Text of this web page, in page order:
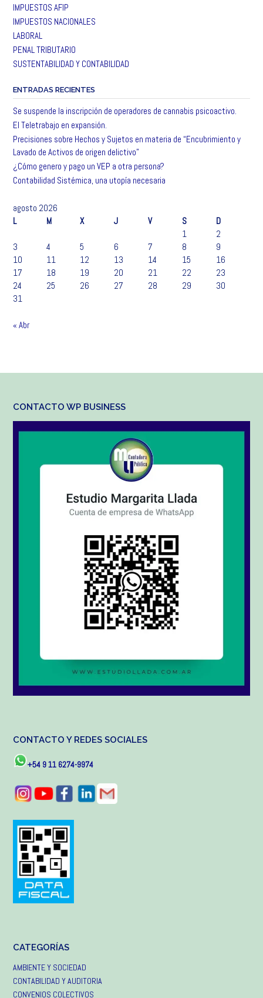
IMPUESTOS AFIP
IMPUESTOS NACIONALES
LABORAL
PENAL TRIBUTARIO
SUSTENTABILIDAD Y CONTABILIDAD
ENTRADAS RECIENTES
Se suspende la inscripción de operadores de cannabis psicoactivo.
El Teletrabajo en expansión.
Precisiones sobre Hechos y Sujetos en materia de “Encubrimiento y
Lavado de Activos de origen delictivo”
¿Cómo genero y pago un VEP a otra persona?
Contabilidad Sistémica, una utopía necesaria
agosto 2026
L
M X J V S
D
1
2
3
4 5 6 7 8
9
10
11 12 13 14 15
16
17
18 19 20 21 22
23
24
25 26 27 28 29
30
31
« Abr
CONTACTO WP BUSINESS
CONTACTO Y REDES SOCIALES
+54 9 11 6274-9974
CATEGORÍAS
AMBIENTE Y SOCIEDAD
CONTABILIDAD Y AUDITORIA
CONVENIOS COLECTIVOS